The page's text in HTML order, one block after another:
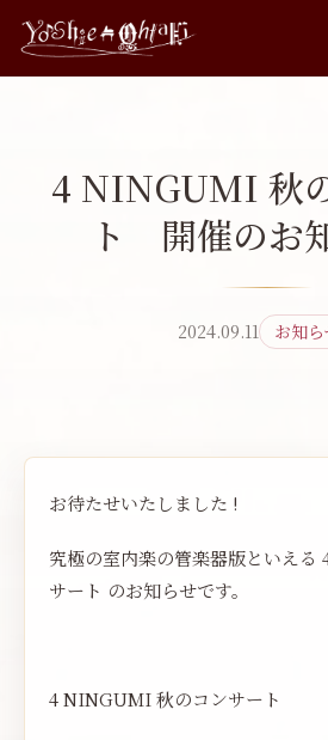
魅生瑞
4 NINGUMI 秋
ト 開催のお
2024.09.11 お知ら
お待たせいたしました !
究極の室内楽の管楽器版といえ
サート のお知らせです。
4 NINGUMI 秋のコンサート